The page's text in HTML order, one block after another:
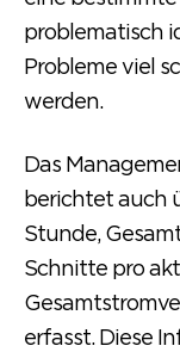
problematisch
Probleme viel
werden.
Das
berichtet auch
Stunde,
Schnitte pro
erfasst. Diese